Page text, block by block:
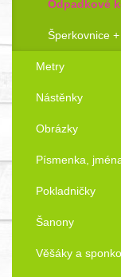
Odpadkové
Šperkovnice
Metry
Nástěnky
Obrázky
Písmenka,
Pokladničky
Šanony
Věšáky a